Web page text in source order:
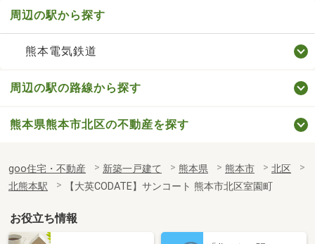
周辺の駅から探す
熊本電気鉄道
周辺の駅の路線から探す
熊本県熊本市北区の不動産を探す
goo住宅・不動産 新築一戸建て 熊本県 熊本市
北区
北熊本駅
【大英CODATE】サンコート 熊本市北区室園町
お役立ち情報